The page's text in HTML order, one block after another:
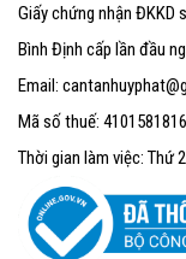
Giấy chứng nhận ĐKKD
Bình Định cấp lần đầu
Email:
Mã số thuế:
Thời gian làm việc: Thứ